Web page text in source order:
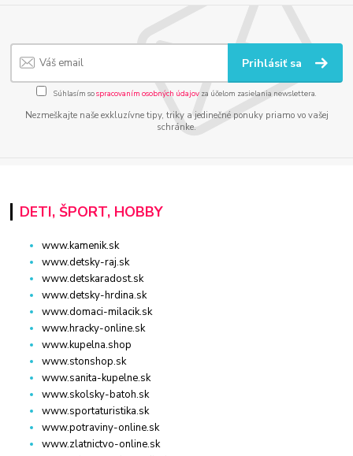
Prihlásiť sa
Súhlasím sospracovaním osobných údajov za účelom zasielania newslettera.
Nezmeškajte naše exkluzívne tipy, triky a jedinečné ponuky priamo vo vašej
schránke.
DETI, ŠPORT, HOBBY
www.kamenik.sk
www.detsky-raj.sk
www.detskaradost.sk
www.detsky-hrdina.sk
www.domaci-milacik.sk
www.hracky-online.sk
www.kupelna.shop
www.stonshop.sk
www.sanita-kupelne.sk
www.skolsky-batoh.sk
www.sportaturistika.sk
www.potraviny-online.sk
www.zlatnictvo-online.sk